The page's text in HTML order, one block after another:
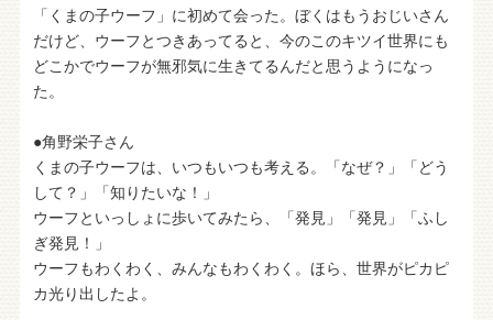
「くまの子ウーフ」に初めて会った。ぼくはもうおじいさん
だけど、ウーフとつきあってると、今のこのキツイ世界にも
どこかでウーフが無邪気に生きてるんだと思うようになっ
た。
●角野栄子さん
くまの子ウーフは、いつもいつも考える。「なぜ？」「どう
して？」「知りたいな！」
ウーフといっしょに歩いてみたら、「発見」「発見」「ふし
ぎ発見！」
ウーフもわくわく、みんなもわくわく。ほら、世界がピカピ
カ光り出したよ。